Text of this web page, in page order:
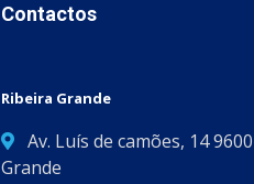
Contactos
Ribeira Grande
Av. Luís de camões, 14
Grande